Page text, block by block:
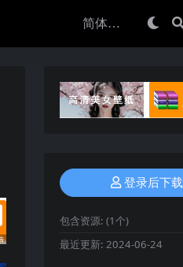
登录后下载
包含资源: (1个)
最近更新: 2024-06-24